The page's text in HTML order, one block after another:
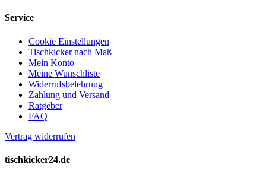
Service
Cookie Einstellungen
Tischkicker nach Maß
Mein Konto
Meine Wunschliste
Widerrufsbelehrung
Zahlung und Versand
Ratgeber
FAQ
Vertrag widerrufen
tischkicker24.de